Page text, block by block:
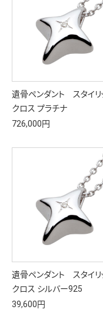
遺骨ペンダント スタイリ
クロス プラチナ
726,000円
遺骨ペンダント スタイリ
クロス シルバー925
39,600円